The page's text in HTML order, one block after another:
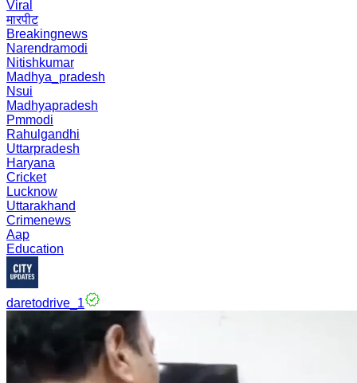
Viral
मारपीट
Breakingnews
Narendramodi
Nitishkumar
Madhya_pradesh
Nsui
Madhyapradesh
Pmmodi
Rahulgandhi
Uttarpradesh
Haryana
Cricket
Lucknow
Uttarakhand
Crimenews
Aap
Education
daretodrive_1